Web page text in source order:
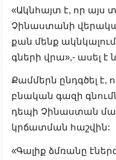
«Ակնհայտ է, որ այս
Չինաստանի
քան մենք
գների վրա»,- ասել է
Քամմերն ընդգծել
բնական գազի
դեպի Չինաստան
կրճատման հաշվին:
«Գալիք ձմռանը